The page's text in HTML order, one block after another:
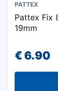
PATTEX
Pattex Fix
19mm
€6.90